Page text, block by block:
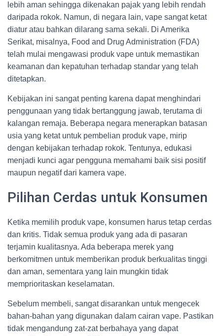
lebih aman sehingga dikenakan pajak yang lebih rendah
daripada rokok. Namun, di negara lain, vape sangat ketat
diatur atau bahkan dilarang sama sekali. Di Amerika
Serikat, misalnya, Food and Drug Administration (FDA)
telah mulai mengawasi produk vape untuk memastikan
keamanan dan kepatuhan terhadap standar yang telah
ditetapkan.
Kebijakan ini sangat penting karena dapat menghindari
penggunaan yang tidak bertanggung jawab, terutama di
kalangan remaja. Beberapa negara menerapkan batasan
usia yang ketat untuk pembelian produk vape, mirip
dengan kebijakan terhadap rokok. Tentunya, edukasi
menjadi kunci agar pengguna memahami baik sisi positif
maupun negatif dari kamera vape.
Pilihan Cerdas untuk Konsumen
Ketika memilih produk vape, konsumen harus tetap cerdas
dan kritis. Tidak semua produk yang ada di pasaran
terjamin kualitasnya. Ada beberapa merek yang
berkomitmen untuk memberikan produk berkualitas tinggi
dan aman, sementara yang lain mungkin tidak
memprioritaskan keselamatan.
Sebelum membeli, sangat disarankan untuk mengecek
bahan-bahan yang digunakan dalam cairan vape. Pastikan
tidak mengandung zat-zat berbahaya yang dapat